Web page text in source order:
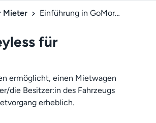
Mieter Einführung in GoMore Keyless für Vermieter:innen
für
ermöglicht, einen Mietwagen
die Besitzer:in des Fahrzeugs
erheblich.